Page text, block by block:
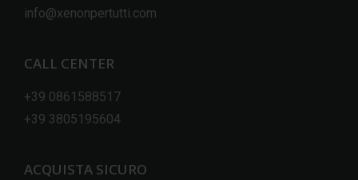
info@xenonpertutti.com
CALL CENTER
+39 0861588517
+39 3805195604
ACQUISTA SICURO